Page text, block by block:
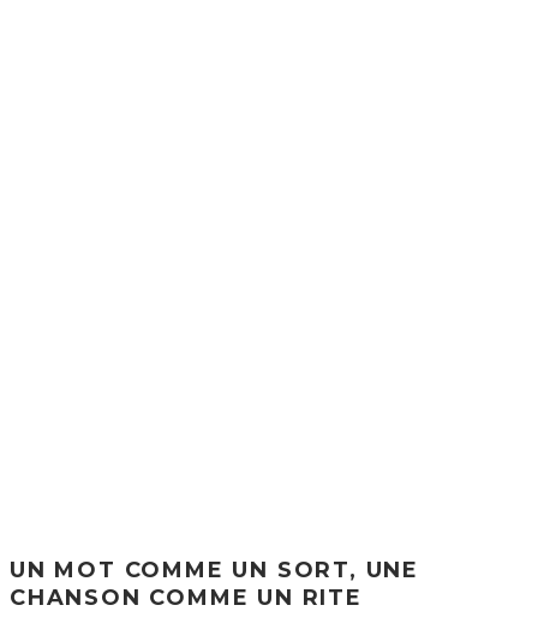
UN MOT COMME UN SORT, UNE
CHANSON COMME UN RITE